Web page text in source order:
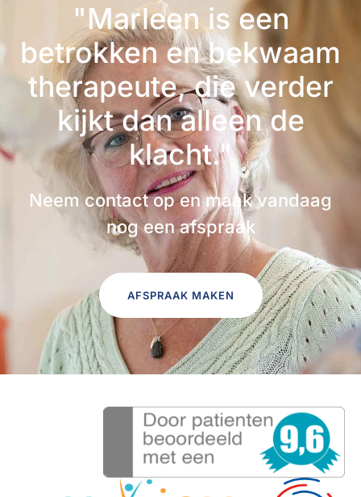
"Marleen is een
betrokken en bekwaam
therapeute, die verder
kijkt dan alleen de
klacht."
Neem contact op en maak vandaag
nog een afspraak
AFSPRAAK MAKEN